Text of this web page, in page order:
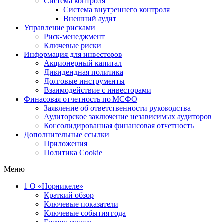
Система внутреннего контроля
Внешний аудит
Управление рисками
Риск-менеджмент
Ключевые риски
Информация для инвесторов
Акционерный капитал
Дивидендная политика
Долговые инструменты
Взаимодействие с инвеcторами
Финасовая отчетность по МСФО
Заявление об ответственности руководства
Аудиторское заключение независимых аудиторов
Консолидированная финансовая отчетность
Дополнительные ссылки
Приложения
Политика Cookie
Меню
1 О «Норникеле»
Краткий обзор
Ключевые показатели
Ключевые события года